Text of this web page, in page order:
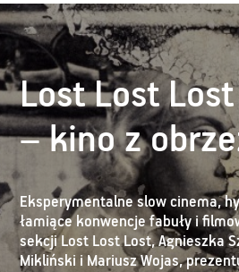
Lost Lost Lost
– kino z
Eksperymentalne slow cinema,
łamiące konwencje fabuły i
sekcji Lost Lost Lost, Agnieszka
Mikliński i Mariusz Wojas,